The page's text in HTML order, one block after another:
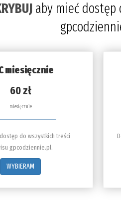
aby mieć dostęp
miesięcznie
60 zł
miesięcznie
do wszystkich treści
gpcodziennie.pl.
WYBIERAM